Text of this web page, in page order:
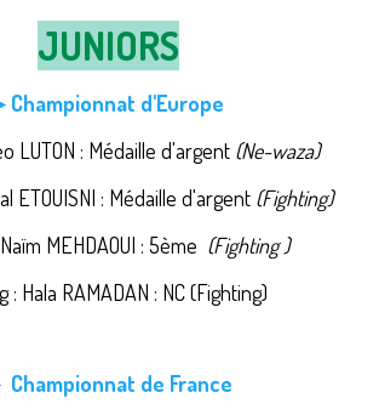
JUNIORS
d'Europe
LUTON : Médaille d'argent (Ne-waza)
ETOUISNI : Médaille d'argent (Fighting)
MEHDAOUI : 5ème (Fighting )
: Hala RAMADAN : NC (Fighting)
Championnat de France